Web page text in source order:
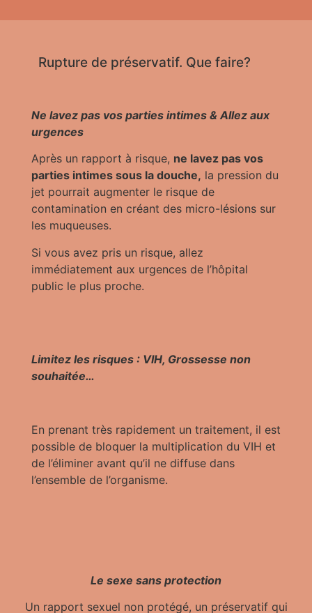
Rupture de préservatif. Que faire?​
Ne lavez pas vos parties intimes & Allez aux
urgences
Après un rapport à risque, ne lavez pas vos
parties intimes sous la douche, la pression du
jet pourrait augmenter le risque de
contamination en créant des micro-lésions sur
les muqueuses.
Si vous avez pris un risque, allez
immédiatement aux urgences de l’hôpital
public le plus proche.
Limitez les risques : VIH, Grossesse non
souhaitée…
En prenant très rapidement un traitement, il est
possible de bloquer la multiplication du VIH et
de l’éliminer avant qu’il ne diffuse dans
l’ensemble de l’organisme.
Le sexe sans protection
Un rapport sexuel non protégé, un préservatif qui